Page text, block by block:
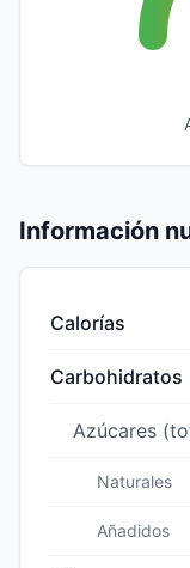
Información
Calorías
Carbohidratos
Azúcares
Naturales
Añadidos